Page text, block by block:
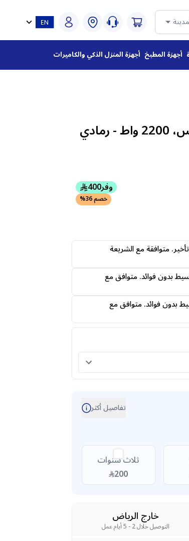
أجهزة المطبخ أجهزة المنزل الذكي والكاميرات
مكنسة هيتاشي برميل، بكيس، 2200 واط - رمادي
وفر400
خصم 36%
تأخير. متوافقة مع الشريعة
على 4 دفعات 174.75 تقسيط بدون فوائد. متوافق مع
6 دفعات 116.5 تقسيط بدون فوائد. متوافق مع
تفاصيل أكثر
ثلاث سنوات
200
خارج الرياض
التوصيل خلال 2 - 5 أيام عمل